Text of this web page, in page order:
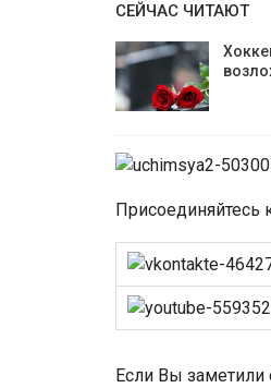
СЕЙЧАС ЧИТАЮТ
Присоединяйтесь
Если Вы заметили